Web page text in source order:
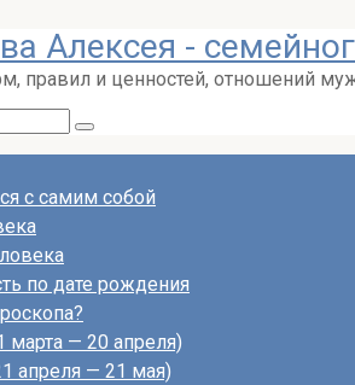
Алексея -
правил и ценностей, отношений
с самим собой
по дате рождения
марта — 20 апреля)
апреля — 21 мая)